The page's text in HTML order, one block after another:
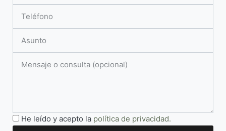
He leído y acepto la política de privacidad.